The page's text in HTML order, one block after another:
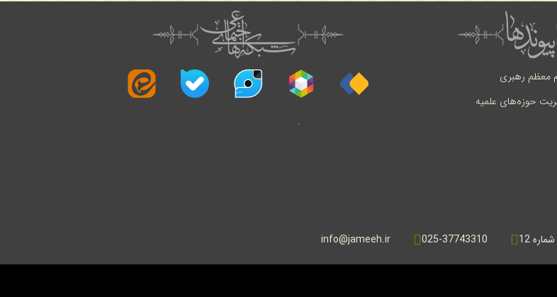
معظم رهبری
حوزه‌های علمیه
12
025-37743310
info@jameeh.ir